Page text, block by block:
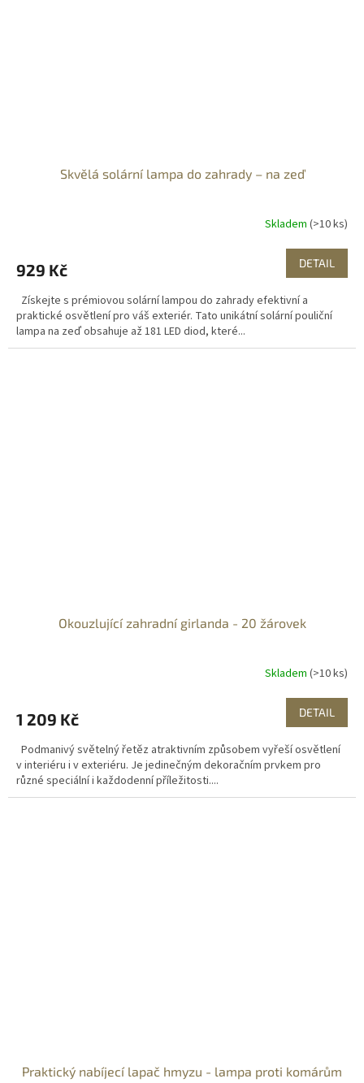
Skvělá solární lampa do zahrady – na zeď
Skladem (>10 ks)
929 Kč DETAIL
Získejte s prémiovou solární lampou do zahrady efektivní a
praktické osvětlení pro váš exteriér. Tato unikátní solární pouliční
lampa na zeď obsahuje až 181 LED diod, které...
Okouzlující zahradní girlanda - 20 žárovek
Skladem (>10 ks)
1 209 Kč DETAIL
Podmanivý světelný řetěz atraktivním způsobem vyřeší osvětlení
v interiéru i v exteriéru. Je jedinečným dekoračním prvkem pro
různé speciální i každodenní příležitosti....
Praktický nabíjecí lapač hmyzu - lampa proti komárům